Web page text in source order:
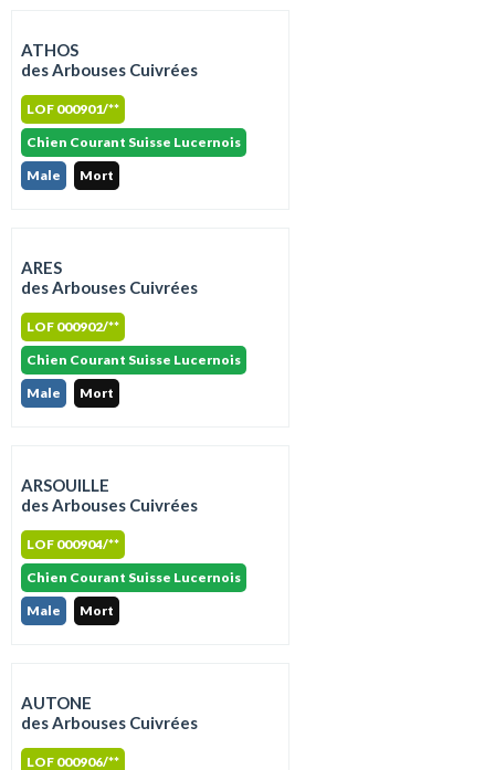
ATHOS
des Arbouses Cuivrées
LOF 000901/**
Chien Courant Suisse Lucernois
Male
Mort
ARES
des Arbouses Cuivrées
LOF 000902/**
Chien Courant Suisse Lucernois
Male
Mort
ARSOUILLE
des Arbouses Cuivrées
LOF 000904/**
Chien Courant Suisse Lucernois
Male
Mort
AUTONE
des Arbouses Cuivrées
LOF 000906/**